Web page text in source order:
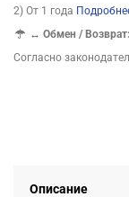
2) От 1 года
↔Обмен / Возврат:
Согласно
Описание